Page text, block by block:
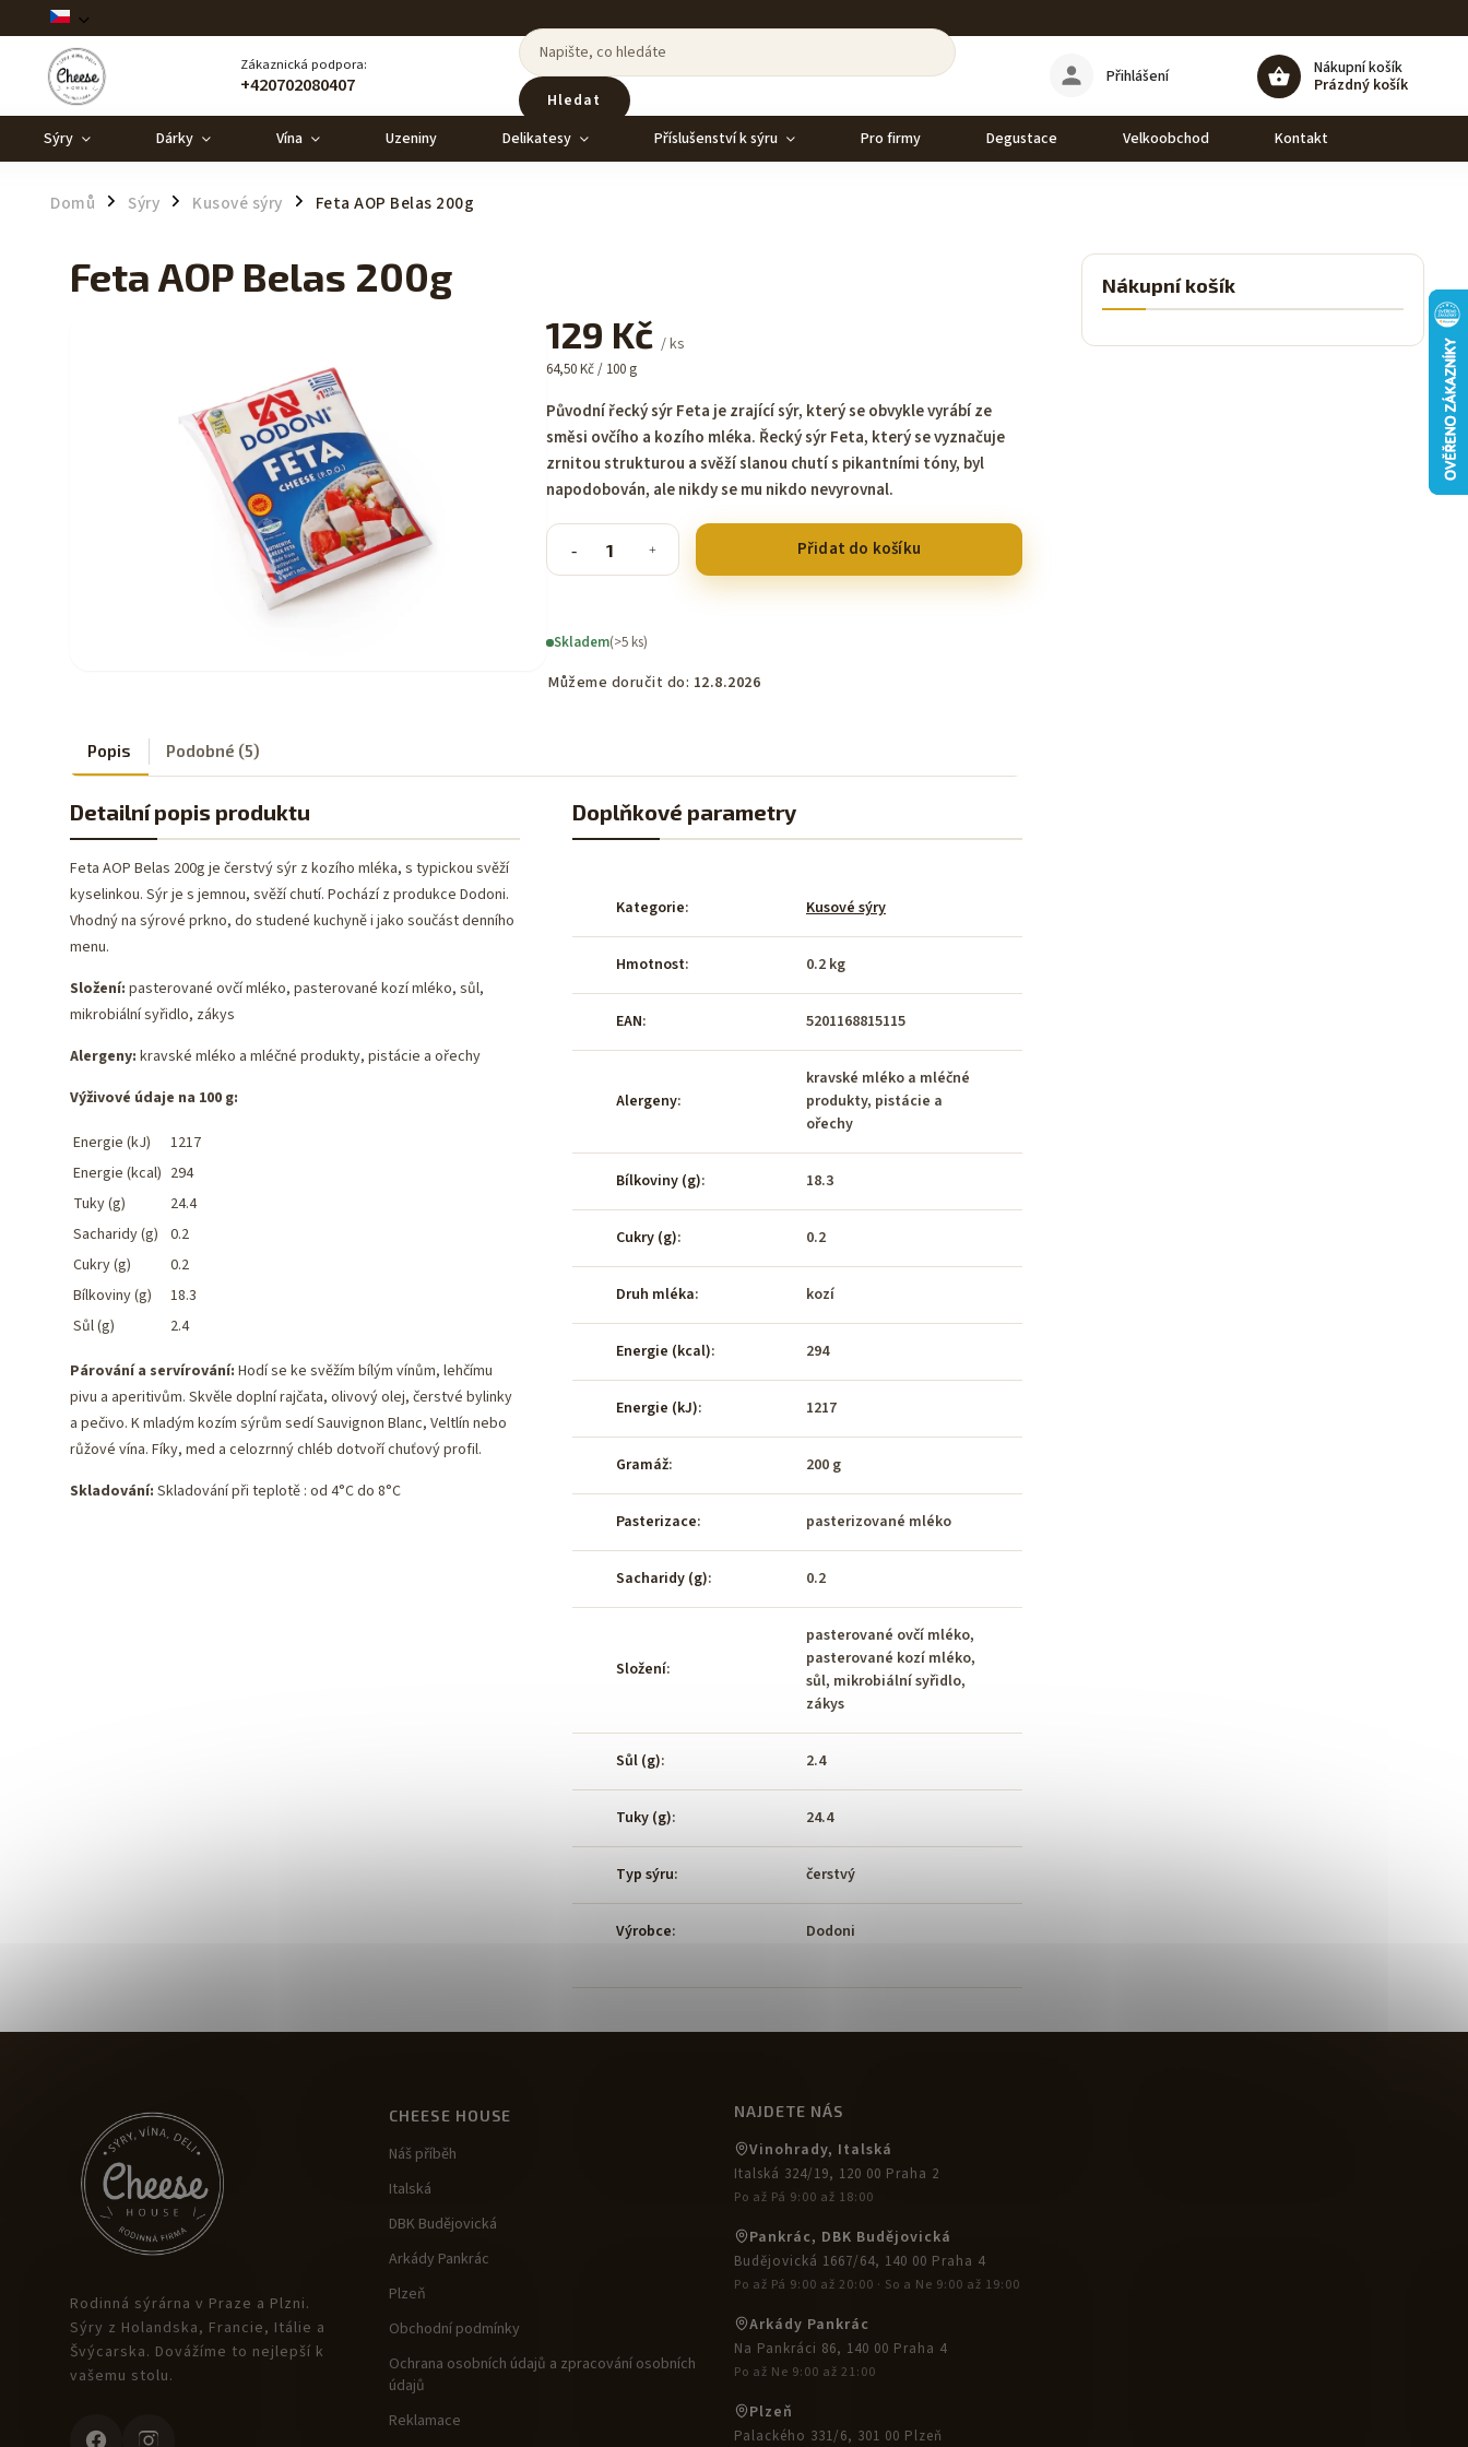
Zákaznická podpora:
+420702080407
Hledat
Nákupní košík
Prázdný košík
Přihlášení
Sýry Dárky Vína Uzeniny Delikatesy Příslušenství k sýru Pro firmy Degustace Velkoobchod Kontakt
Domů / Sýry / Kusové sýry / Feta AOP Belas 200g
Nákupní košík
Feta AOP Belas 200g
129 Kč / ks
64,50 Kč / 100 g
Skladem(>5 ks)
Můžeme doručit do: 12.8.2026
Přidat do košíku
Původní řecký sýr Feta je zrající sýr, který se obvykle vyrábí ze
směsi ovčího a kozího mléka. Řecký sýr Feta, který se vyznačuje
zrnitou strukturou a svěží slanou chutí s pikantními tóny, byl
napodobován, ale nikdy se mu nikdo nevyrovnal.
Popis Podobné (5)
Detailní popis produktu
Feta AOP Belas 200g je čerstvý sýr z kozího mléka, s typickou svěží
kyselinkou. Sýr je s jemnou, svěží chutí. Pochází z produkce Dodoni.
Vhodný na sýrové prkno, do studené kuchyně i jako součást denního
menu.
Složení: pasterované ovčí mléko, pasterované kozí mléko, sůl,
mikrobiální syřidlo, zákys
Alergeny: kravské mléko a mléčné produkty, pistácie a ořechy
Výživové údaje na 100 g:
Energie (kJ)
1217
Energie (kcal) 294
Tuky (g)
24.4
Sacharidy (g) 0.2
Cukry (g)
0.2
Bílkoviny (g)
18.3
Sůl (g)
2.4
Párování a servírování: Hodí se ke svěžím bílým vínům, lehčímu
pivu a aperitivům. Skvěle doplní rajčata, olivový olej, čerstvé bylinky
a pečivo. K mladým kozím sýrům sedí Sauvignon Blanc, Veltlín nebo
růžové vína. Fíky, med a celozrnný chléb dotvoří chuťový profil.
Skladování: Skladování při teplotě : od 4°C do 8°C
Doplňkové parametry
Kategorie: Kusové sýry
Hmotnost: 0.2 kg
EAN: 5201168815115
Alergeny:
kravské mléko a mléčné
produkty, pistácie a
ořechy
Bílkoviny (g): 18.3
Cukry (g): 0.2
Druh mléka: kozí
Energie (kcal): 294
Energie (kJ): 1217
Gramáž: 200 g
Pasterizace: pasterizované mléko
Sacharidy (g): 0.2
Složení:
pasterované ovčí mléko,
pasterované kozí mléko,
sůl, mikrobiální syřidlo,
zákys
Sůl (g): 2.4
Tuky (g): 24.4
Typ sýru: čerstvý
Výrobce: Dodoni
Rodinná sýrárna v Praze a Plzni.
Sýry z Holandska, Francie, Itálie a
Švýcarska. Dovážíme to nejlepší k
vašemu stolu.
CHEESE HOUSE
Náš příběh
Italská
DBK Budějovická
Arkády Pankrác
Plzeň
Obchodní podmínky
Ochrana osobních údajů a zpracování osobních
údajů
Reklamace
NAJDETE NÁS
Vinohrady, Italská
Italská 324/19, 120 00 Praha 2
Po až Pá 9:00 až 18:00
Pankrác, DBK Budějovická
Budějovická 1667/64, 140 00 Praha 4
Po až Pá 9:00 až 20:00 · So a Ne 9:00 až 19:00
Arkády Pankrác
Na Pankráci 86, 140 00 Praha 4
Po až Ne 9:00 až 21:00
Plzeň
Palackého 331/6, 301 00 Plzeň